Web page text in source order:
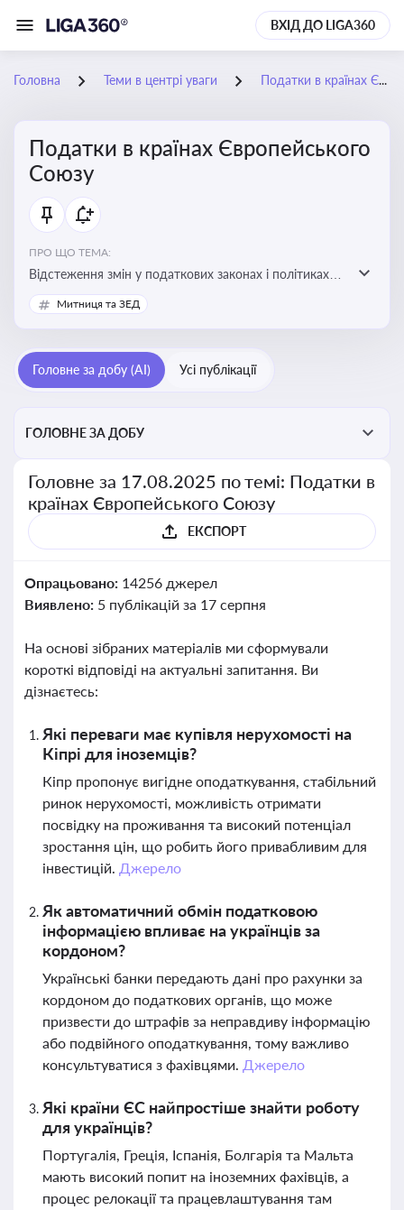
ВХІД ДО LIGA360
Головна Теми в центрі уваги Податки в країнах Європейського Союзу
Податки в країнах Європейського
Союзу
ПРО ЩО ТЕМА:
Відстеження змін у податкових законах і політиках
країн ЄС. Моніторинг кейсів, що впливають на бізнес-
процеси та фінансову звітність
Митниця та ЗЕД
Головне за добу (AI) Усі публікації
ГОЛОВНЕ ЗА ДОБУ
Головне за 17.08.2025 по темі: Податки в
країнах Європейського Союзу
ЕКСПОРТ
Опрацьовано: 14256 джерел
Виявлено: 5 публікацій за 17 серпня
На основі зібраних матеріалів ми сформували
короткі відповіді на актуальні запитання. Ви
дізнаєтесь:
Які переваги має купівля нерухомості на
Кіпрі для іноземців?
Кіпр пропонує вигідне оподаткування, стабільний
ринок нерухомості, можливість отримати
посвідку на проживання та високий потенціал
зростання цін, що робить його привабливим для
інвестицій. Джерело
Як автоматичний обмін податковою
інформацією впливає на українців за
кордоном?
Українські банки передають дані про рахунки за
кордоном до податкових органів, що може
призвести до штрафів за неправдиву інформацію
або подвійного оподаткування, тому важливо
консультуватися з фахівцями. Джерело
Які країни ЄС найпростіше знайти роботу
для українців?
Португалія, Греція, Іспанія, Болгарія та Мальта
мають високий попит на іноземних фахівців, а
процес релокації та працевлаштування там